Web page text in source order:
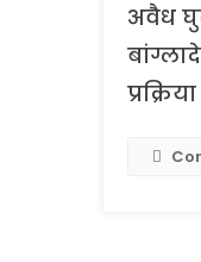
अवैध